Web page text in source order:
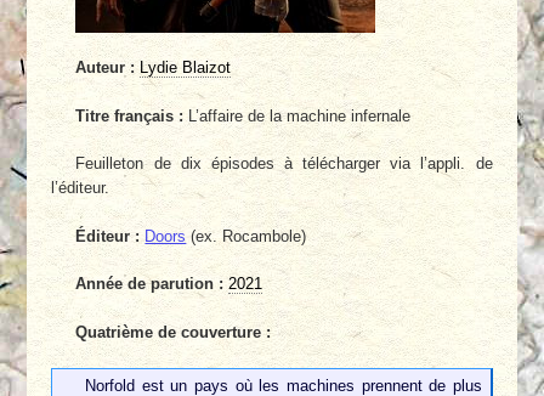
Auteur : Lydie Blaizot
Titre français : L’affaire de la machine infernale
Feuilleton de dix épisodes à télécharger via l’appli. de
l’éditeur.
Éditeur : Doors (ex. Rocambole)
Année de parution : 2021
Quatrième de couverture :
Norfold est un pays où les machines prennent de plus